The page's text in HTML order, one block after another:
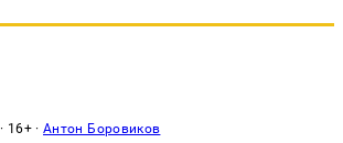
· 16+ ·Антон Боровиков